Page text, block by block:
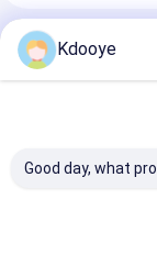
Συνιστώμενα
Kdooye
Good day, what